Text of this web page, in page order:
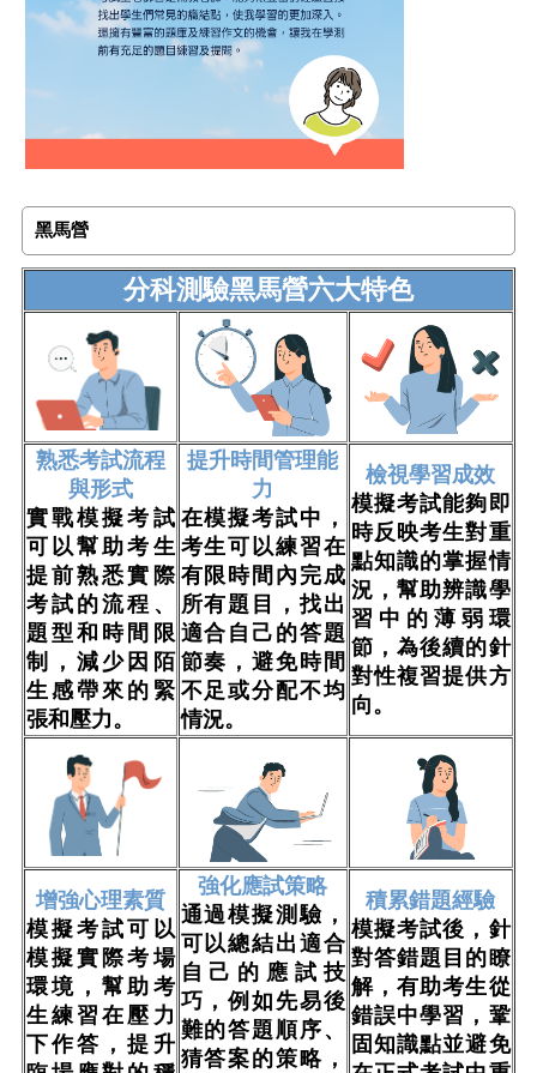
黑馬營
分科測驗黑馬營六大特色
熟悉考試流程
與形式
實戰模擬考試
可以幫助考生
提前熟悉實際
考試的流程、
題型和時間限
制，減少因陌
生感帶來的緊
張和壓力。
提升時間管理能
力
在模擬考試中，
考生可以練習在
有限時間內完成
所有題目，找出
適合自己的答題
節奏，避免時間
不足或分配不均
情況。
檢視學習成效
模擬考試能夠即
時反映考生對重
點知識的掌握情
況，幫助辨識學
習中的薄弱環
節，為後續的針
對性複習提供方
向。
增強心理素質
模擬考試可以
模擬實際考場
環境，幫助考
生練習在壓力
下作答，提升
強化應試策略
通過模擬測驗，
可以總結出適合
自己的應試技
巧，例如先易後
難的答題順序、
猜答案的策略，
積累錯題經驗
模擬考試後，針
對答錯題目的瞭
解，有助考生從
錯誤中學習，鞏
固知識點並避免